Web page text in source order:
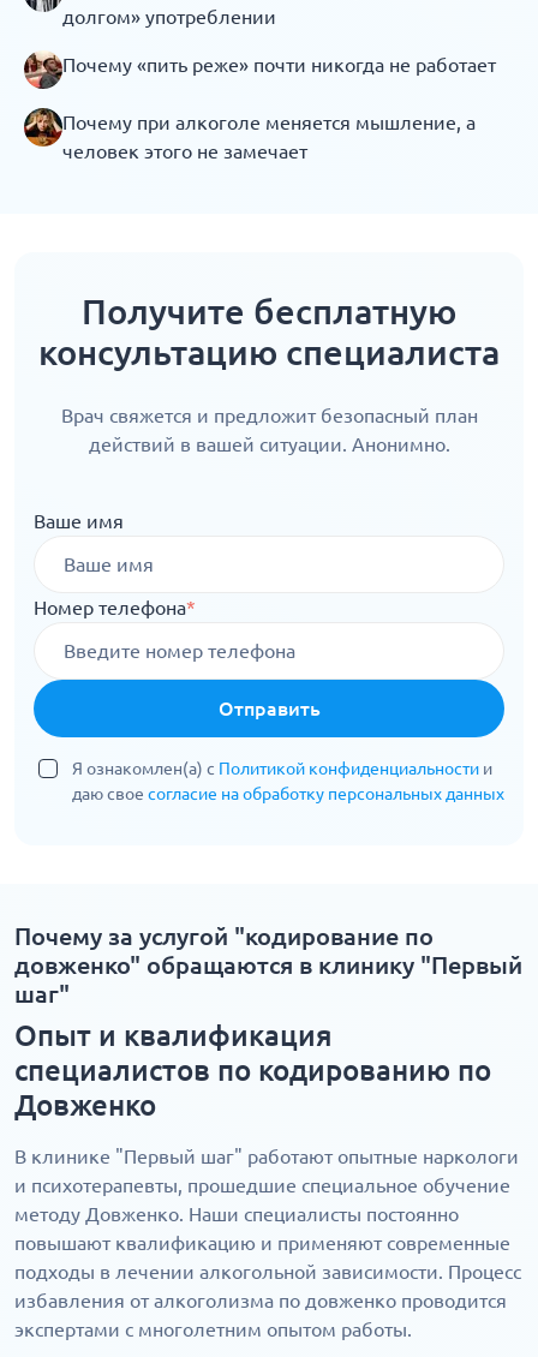
долгом» употреблении
Почему «пить реже» почти никогда не работает
Почему при алкоголе меняется мышление, а
человек этого не замечает
Получите бесплатную
консультацию специалиста
Врач свяжется и предложит безопасный план
действий в вашей ситуации. Анонимно.
Ваше имя
Номер телефона*
Отправить
Я ознакомлен(а) с Политикой конфиденциальности и
даю свое согласие на обработку персональных данных
Почему за услугой "кодирование по
довженко" обращаются в клинику "Первый
шаг"
Опыт и квалификация
специалистов по кодированию по
Довженко
В клинике "Первый шаг" работают опытные наркологи
и психотерапевты, прошедшие специальное обучение
методу Довженко. Наши специалисты постоянно
повышают квалификацию и применяют современные
подходы в лечении алкогольной зависимости. Процесс
избавления от алкоголизма по довженко проводится
экспертами с многолетним опытом работы.